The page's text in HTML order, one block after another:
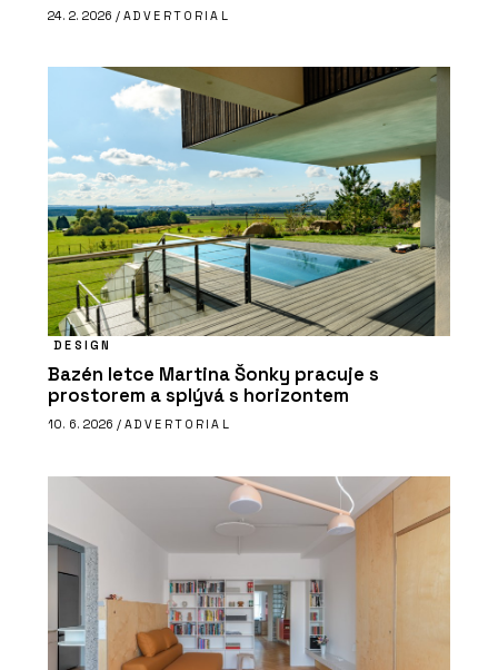
24. 2. 2026 / ADVERTORIAL
DESIGN
Bazén letce Martina Šonky pracuje s
prostorem a splývá s horizontem
10. 6. 2026 / ADVERTORIAL